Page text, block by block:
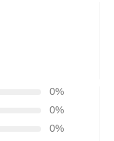
0%
0%
0%